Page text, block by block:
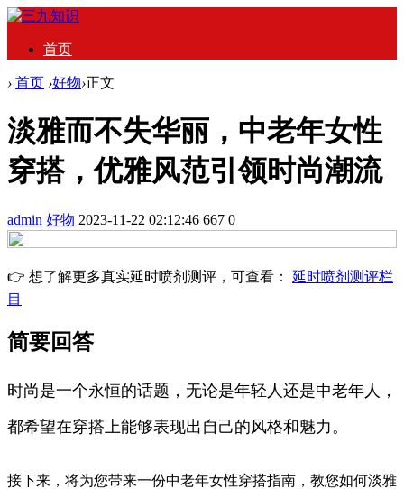
首页
› 首页 ›好物›正文
淡雅而不失华丽，中老年女性
穿搭，优雅风范引领时尚潮流
admin 好物 2023-11-22 02:12:46 667 0
👉 想了解更多真实延时喷剂测评，可查看： 延时喷剂测评栏
目
简要回答
时尚是一个永恒的话题，无论是年轻人还是中老年人，
都希望在穿搭上能够表现出自己的风格和魅力。
接下来，将为您带来一份中老年女性穿搭指南，教您如何淡雅